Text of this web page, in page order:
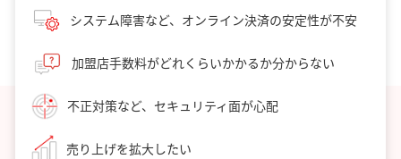
システム障害など、オンライン決済の安定性が不安
加盟店手数料がどれくらいかかるか分からない
不正対策など、セキュリティ面が心配
売り上げを拡大したい